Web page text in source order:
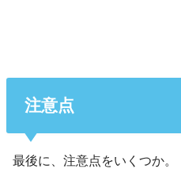
注意点
最後に、注意点をいくつか。